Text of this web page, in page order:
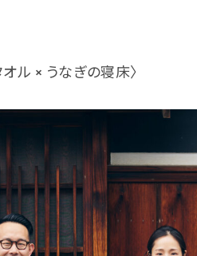
オル × うなぎの寝床〉